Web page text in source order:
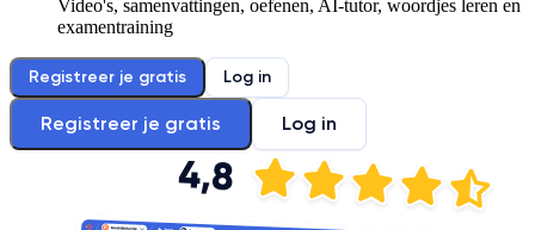
Video's, samenvattingen, oefenen, AI-tutor, woordjes leren en
examentraining
Registreer je gratis Log in
Registreer je gratis Log in